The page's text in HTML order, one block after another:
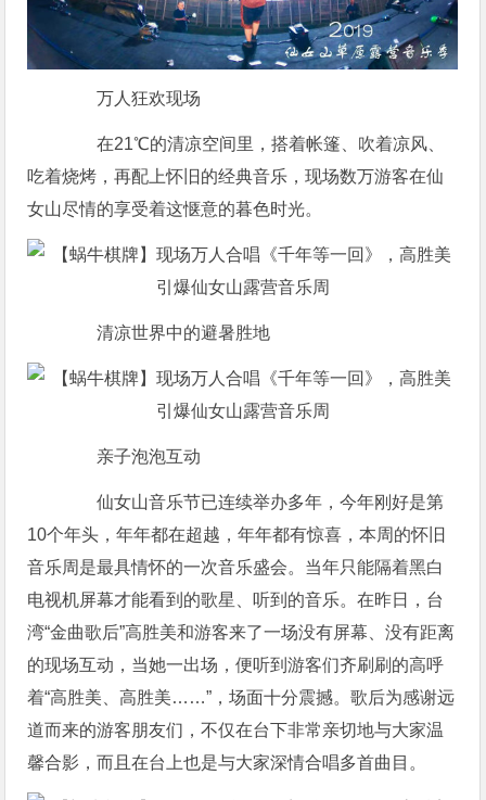
万人狂欢现场
在21℃的清凉空间里，搭着帐篷、吹着凉风、
吃着烧烤，再配上怀旧的经典音乐，现场数万游客在仙
女山尽情的享受着这惬意的暮色时光。
清凉世界中的避暑胜地
亲子泡泡互动
仙女山音乐节已连续举办多年，今年刚好是第
10个年头，年年都在超越，年年都有惊喜，本周的怀旧
音乐周是最具情怀的一次音乐盛会。当年只能隔着黑白
电视机屏幕才能看到的歌星、听到的音乐。在昨日，台
湾“金曲歌后”高胜美和游客来了一场没有屏幕、没有距离
的现场互动，当她一出场，便听到游客们齐刷刷的高呼
着“高胜美、高胜美……”，场面十分震撼。歌后为感谢远
道而来的游客朋友们，不仅在台下非常亲切地与大家温
馨合影，而且在台上也是与大家深情合唱多首曲目。